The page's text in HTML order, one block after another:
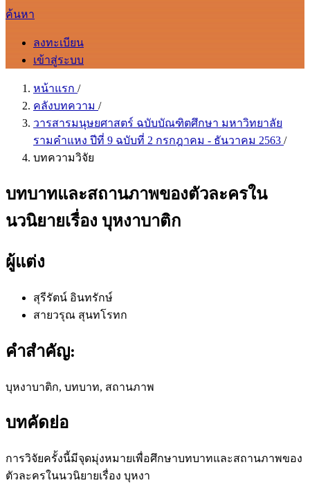
ค้นหา
ลงทะเบียน
เข้าสู่ระบบ
หน้าแรก /
คลังบทความ /
วารสารมนุษยศาสตร์ ฉบับบัณฑิตศึกษา มหาวิทยาลัย
รามคำแหง ปีที่ 9 ฉบับที่ 2 กรกฎาคม - ธันวาคม 2563 /
บทความวิจัย
บทบาทและสถานภาพของตัวละครใน
นวนิยายเรื่อง บุหงาบาติก
ผู้แต่ง
สุรีรัตน์ อินทรักษ์
สายวรุณ สุนทโรทก
คำสำคัญ:
บุหงาบาติก, บทบาท, สถานภาพ
บทคัดย่อ
การวิจัยครั้งนี้มีจุดมุ่งหมายเพื่อศึกษาบทบาทและสถานภาพของ
ตัวละครในนวนิยายเรื่อง บุหงา